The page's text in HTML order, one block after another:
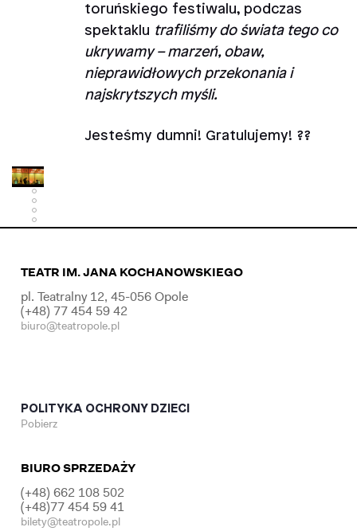
toruńskiego festiwalu, podczas
spektaklu trafiliśmy do świata tego co
ukrywamy – marzeń, obaw,
nieprawidłowych przekonania i
najskrytszych myśli.
Jesteśmy dumni! Gratulujemy! ??
TEATR IM. JANA KOCHANOWSKIEGO
pl. Teatralny 12, 45-056 Opole
(+48) 77 454 59 42
biuro@teatropole.pl
POLITYKA OCHRONY DZIECI
Pobierz
BIURO SPRZEDAŻY
(+48) 662 108 502
(+48)77 454 59 41
bilety@teatropole.pl